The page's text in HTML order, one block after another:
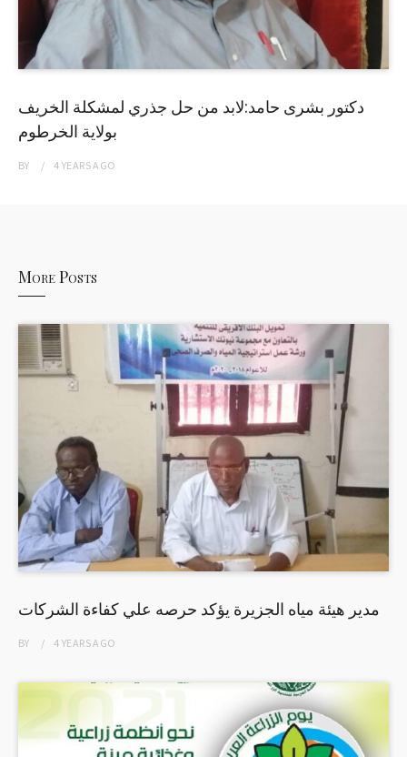
دكتور بشرى حامد:لابد من حل جذري لمشكلة الخريف
بولاية الخرطوم
BY 4 YEARSAGO
More Posts
مدير هيئة مياه الجزيرة يؤكد حرصه علي كفاءة الشركات
BY 4 YEARSAGO